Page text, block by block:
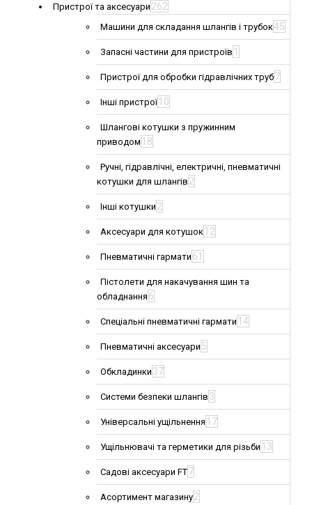
Пристрої та аксесуари 262
Машини для складання шлангів і трубок45
Запасні частини для пристроїв 1
Пристрої для обробки гідравлічних труб7
Інші пристрої 10
Шлангові котушки з пружинним
приводом 18
Ручні, гідравлічні, електричні, пневматичні
котушки для шлангів 2
Інші котушки 2
Аксесуари для котушок 12
Пневматичні гармати 61
Пістолети для накачування шин та
обладнання 6
Спеціальні пневматичні гармати 14
Пневматичні аксесуари 5
Обкладинки 37
Системи безпеки шлангів 3
Універсальні ущільнення 17
Ущільнювачі та герметики для різьби 13
Садові аксесуари FT7
Асортимент магазину2